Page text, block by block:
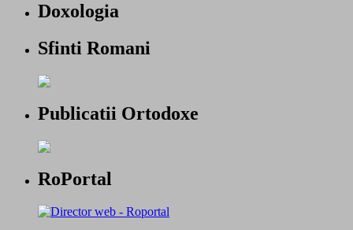
Doxologia
Sfinti Romani
Publicatii Ortodoxe
RoPortal